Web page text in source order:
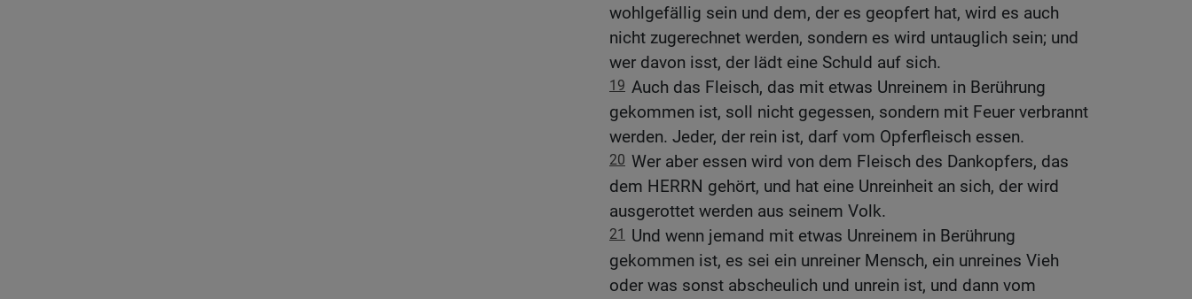
wohlgefällig sein und dem, der es geopfert hat, wird es auch
nicht zugerechnet werden, sondern es wird untauglich sein; und
wer davon isst, der lädt eine Schuld auf sich.
19 Auch das Fleisch, das mit etwas Unreinem in Berührung
gekommen ist, soll nicht gegessen, sondern mit Feuer verbrannt
werden. Jeder, der rein ist, darf vom Opferfleisch essen.
20 Wer aber essen wird von dem Fleisch des Dankopfers, das
dem HERRN gehört, und hat eine Unreinheit an sich, der wird
ausgerottet werden aus seinem Volk.
21
Und wenn jemand mit etwas Unreinem in Berührung
gekommen ist, es sei ein unreiner Mensch, ein unreines Vieh
oder was sonst abscheulich und unrein ist, und dann vom